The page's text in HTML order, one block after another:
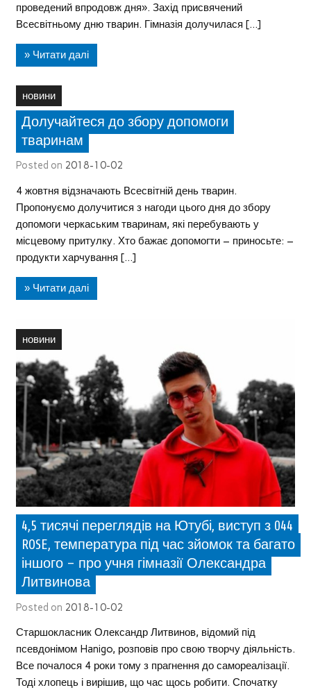
проведений впродовж дня». Захід присвячений
Всесвітньому дню тварин. Гімназія долучилася […]
» Читати далі
новини
Долучайтеся до збору допомоги
тваринам
Posted on 2018-10-02
4 жовтня відзначають Всесвітній день тварин.
Пропонуємо долучитися з нагоди цього дня до збору
допомоги черкаським тваринам, які перебувають у
місцевому притулку. Хто бажає допомогти – приносьте: –
продукти харчування […]
» Читати далі
новини
4,5 тисячі переглядів на Ютубі, виступ з 044
ROSE, температура під час зйомок та багато
іншого – про учня гімназії Олександра
Литвинова
Posted on 2018-10-02
Старшокласник Олександр Литвинов, відомий під
псевдонімом Hanigo, розповів про свою творчу діяльність.
Все почалося 4 роки тому з прагнення до самореалізації.
Тоді хлопець і вирішив, що час щось робити. Спочатку